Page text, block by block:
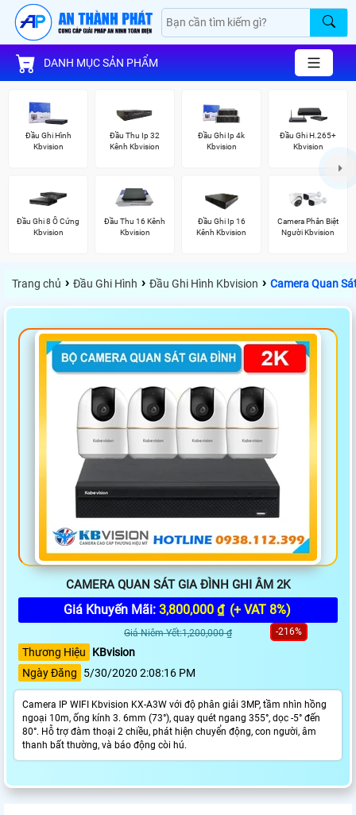
DANH MỤC SẢN PHẨM
Đầu Ghi Hình
Kbvision
Đầu Thu Ip 32
Kênh Kbvision
Đầu Ghi Ip 4k
Kbvision
Đầu Ghi H.265+
Kbvision
Đầu Ghi 8 Ổ Cứng
Kbvision
Đầu Thu 16 Kênh
Kbvision
Đầu Ghi Ip 16
Kênh Kbvision
Camera Phân Biệt
Người Kbvision
Trang chủ › Đầu Ghi Hình › Đầu Ghi Hình Kbvision › Camera Quan
CAMERA QUAN SÁT GIA ĐÌNH GHI ÂM 2K
Giá Khuyến Mãi: 3,800,000 ₫ (+ VAT 8%)
Giá Niêm Yết:1,200,000 ₫ -216%
Thương Hiệu
KBvision
Ngày Đăng
5/30/2020 2:08:16 PM
Camera IP WIFI Kbvision KX-A3W với độ phân giải 3MP, tầm nhìn hồng
ngoại 10m, ống kính 3. 6mm (73°), quay quét ngang 355°, dọc -5° đến
80°. Hỗ trợ đàm thoại 2 chiều, phát hiện chuyển động, con người, âm
thanh bất thường, và báo động còi hú.